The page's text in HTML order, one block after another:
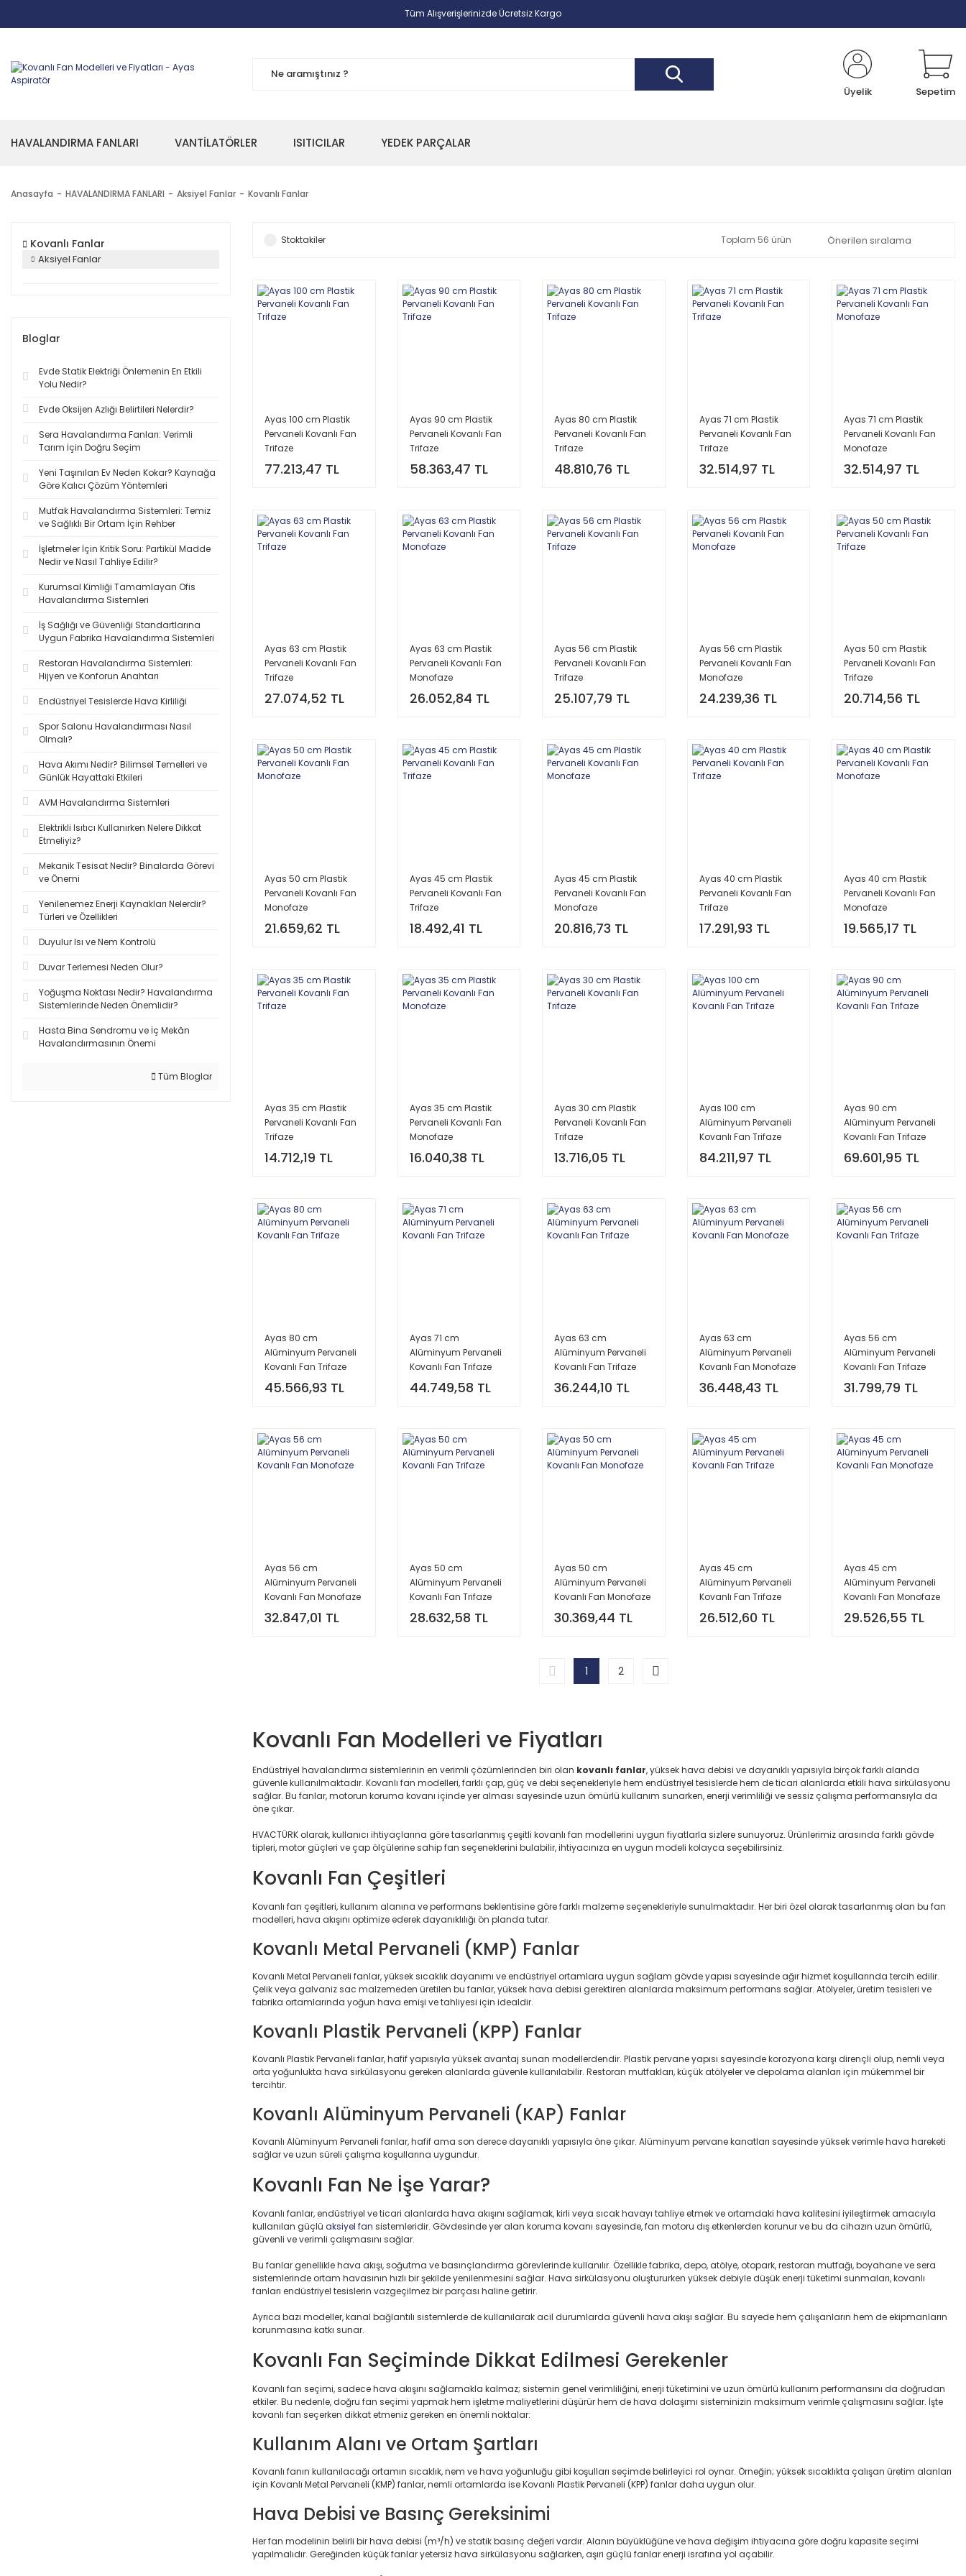
Tüm Alışverişlerinizde Ücretsiz Kargo
Üyelik Sepetim
HAVALANDIRMA FANLARI VANTİLATÖRLER ISITICILAR YEDEK PARÇALAR
Anasayfa HAVALANDIRMA FANLARI Aksiyel Fanlar Kovanlı Fanlar
Kovanlı Fanlar
Aksiyel Fanlar
Bloglar
Evde Statik Elektriği Önlemenin En Etkili
Yolu Nedir?
Evde Oksijen Azlığı Belirtileri Nelerdir?
Sera Havalandırma Fanları: Verimli
Tarım İçin Doğru Seçim
Yeni Taşınılan Ev Neden Kokar? Kaynağa
Göre Kalıcı Çözüm Yöntemleri
Mutfak Havalandırma Sistemleri: Temiz
ve Sağlıklı Bir Ortam İçin Rehber
İşletmeler İçin Kritik Soru: Partikül Madde
Nedir ve Nasıl Tahliye Edilir?
Kurumsal Kimliği Tamamlayan Ofis
Havalandırma Sistemleri
İş Sağlığı ve Güvenliği Standartlarına
Uygun Fabrika Havalandırma Sistemleri
Restoran Havalandırma Sistemleri:
Hijyen ve Konforun Anahtarı
Endüstriyel Tesislerde Hava Kirliliği
Spor Salonu Havalandırması Nasıl
Olmalı?
Hava Akımı Nedir? Bilimsel Temelleri ve
Günlük Hayattaki Etkileri
AVM Havalandırma Sistemleri
Elektrikli Isıtıcı Kullanırken Nelere Dikkat
Etmeliyiz?
Mekanik Tesisat Nedir? Binalarda Görevi
ve Önemi
Yenilenemez Enerji Kaynakları Nelerdir?
Türleri ve Özellikleri
Duyulur Isı ve Nem Kontrolü
Duvar Terlemesi Neden Olur?
Yoğuşma Noktası Nedir? Havalandırma
Sistemlerinde Neden Önemlidir?
Hasta Bina Sendromu ve İç Mekân
Havalandırmasının Önemi
Tüm Bloglar
Stoktakiler Toplam 56 ürün
Ayas 100 cm Plastik
Pervaneli Kovanlı Fan
Trifaze
77.213,47 TL
Ayas 90 cm Plastik
Pervaneli Kovanlı Fan
Trifaze
58.363,47 TL
Ayas 80 cm Plastik
Pervaneli Kovanlı Fan
Trifaze
48.810,76 TL
Ayas 71 cm Plastik
Pervaneli Kovanlı Fan
Trifaze
32.514,97 TL
Ayas 71 cm Plastik
Pervaneli Kovanlı Fan
Monofaze
32.514,97 TL
Ayas 63 cm Plastik
Pervaneli Kovanlı Fan
Trifaze
27.074,52 TL
Ayas 63 cm Plastik
Pervaneli Kovanlı Fan
Monofaze
26.052,84 TL
Ayas 56 cm Plastik
Pervaneli Kovanlı Fan
Trifaze
25.107,79 TL
Ayas 56 cm Plastik
Pervaneli Kovanlı Fan
Monofaze
24.239,36 TL
Ayas 50 cm Plastik
Pervaneli Kovanlı Fan
Trifaze
20.714,56 TL
Ayas 50 cm Plastik
Pervaneli Kovanlı Fan
Monofaze
21.659,62 TL
Ayas 45 cm Plastik
Pervaneli Kovanlı Fan
Trifaze
18.492,41 TL
Ayas 45 cm Plastik
Pervaneli Kovanlı Fan
Monofaze
20.816,73 TL
Ayas 40 cm Plastik
Pervaneli Kovanlı Fan
Trifaze
17.291,93 TL
Ayas 40 cm Plastik
Pervaneli Kovanlı Fan
Monofaze
19.565,17 TL
Ayas 35 cm Plastik
Pervaneli Kovanlı Fan
Trifaze
14.712,19 TL
Ayas 35 cm Plastik
Pervaneli Kovanlı Fan
Monofaze
16.040,38 TL
Ayas 30 cm Plastik
Pervaneli Kovanlı Fan
Trifaze
13.716,05 TL
Ayas 100 cm
Alüminyum Pervaneli
Kovanlı Fan Trifaze
84.211,97 TL
Ayas 90 cm
Alüminyum Pervaneli
Kovanlı Fan Trifaze
69.601,95 TL
Ayas 80 cm
Alüminyum Pervaneli
Kovanlı Fan Trifaze
45.566,93 TL
Ayas 71 cm
Alüminyum Pervaneli
Kovanlı Fan Trifaze
44.749,58 TL
Ayas 63 cm
Alüminyum Pervaneli
Kovanlı Fan Trifaze
36.244,10 TL
Ayas 63 cm
Alüminyum Pervaneli
Kovanlı Fan Monofaze
36.448,43 TL
Ayas 56 cm
Alüminyum Pervaneli
Kovanlı Fan Trifaze
31.799,79 TL
Ayas 56 cm
Alüminyum Pervaneli
Kovanlı Fan Monofaze
32.847,01 TL
Ayas 50 cm
Alüminyum Pervaneli
Kovanlı Fan Trifaze
28.632,58 TL
Ayas 50 cm
Alüminyum Pervaneli
Kovanlı Fan Monofaze
30.369,44 TL
Ayas 45 cm
Alüminyum Pervaneli
Kovanlı Fan Trifaze
26.512,60 TL
Ayas 45 cm
Alüminyum Pervaneli
Kovanlı Fan Monofaze
29.526,55 TL
1 2
Kovanlı Fan Modelleri ve Fiyatları
Endüstriyel havalandırma sistemlerinin en verimli çözümlerinden biri olan kovanlı fanlar, yüksek hava debisi ve dayanıklı yapısıyla birçok farklı alanda
güvenle kullanılmaktadır. Kovanlı fan modelleri, farklı çap, güç ve debi seçenekleriyle hem endüstriyel tesislerde hem de ticari alanlarda etkili hava sirkülasyonu
sağlar. Bu fanlar, motorun koruma kovanı içinde yer alması sayesinde uzun ömürlü kullanım sunarken, enerji verimliliği ve sessiz çalışma performansıyla da
öne çıkar.
HVACTÜRK olarak, kullanıcı ihtiyaçlarına göre tasarlanmış çeşitli kovanlı fan modellerini uygun fiyatlarla sizlere sunuyoruz. Ürünlerimiz arasında farklı gövde
tipleri, motor güçleri ve çap ölçülerine sahip fan seçeneklerini bulabilir, ihtiyacınıza en uygun modeli kolayca seçebilirsiniz.
Kovanlı Fan Çeşitleri
Kovanlı fan çeşitleri, kullanım alanına ve performans beklentisine göre farklı malzeme seçenekleriyle sunulmaktadır. Her biri özel olarak tasarlanmış olan bu fan
modelleri, hava akışını optimize ederek dayanıklılığı ön planda tutar.
Kovanlı Metal Pervaneli (KMP) Fanlar
Kovanlı Metal Pervaneli fanlar, yüksek sıcaklık dayanımı ve endüstriyel ortamlara uygun sağlam gövde yapısı sayesinde ağır hizmet koşullarında tercih edilir.
Çelik veya galvaniz sac malzemeden üretilen bu fanlar, yüksek hava debisi gerektiren alanlarda maksimum performans sağlar. Atölyeler, üretim tesisleri ve
fabrika ortamlarında yoğun hava emişi ve tahliyesi için idealdir.
Kovanlı Plastik Pervaneli (KPP) Fanlar
Kovanlı Plastik Pervaneli fanlar, hafif yapısıyla yüksek avantaj sunan modellerdendir. Plastik pervane yapısı sayesinde korozyona karşı dirençli olup, nemli veya
orta yoğunlukta hava sirkülasyonu gereken alanlarda güvenle kullanılabilir. Restoran mutfakları, küçük atölyeler ve depolama alanları için mükemmel bir
tercihtir.
Kovanlı Alüminyum Pervaneli (KAP) Fanlar
Kovanlı Alüminyum Pervaneli fanlar, hafif ama son derece dayanıklı yapısıyla öne çıkar. Alüminyum pervane kanatları sayesinde yüksek verimle hava hareketi
sağlar ve uzun süreli çalışma koşullarına uygundur.
Kovanlı Fan Ne İşe Yarar?
Kovanlı fanlar, endüstriyel ve ticari alanlarda hava akışını sağlamak, kirli veya sıcak havayı tahliye etmek ve ortamdaki hava kalitesini iyileştirmek amacıyla
kullanılan güçlü aksiyel fan sistemleridir. Gövdesinde yer alan koruma kovanı sayesinde, fan motoru dış etkenlerden korunur ve bu da cihazın uzun ömürlü,
güvenli ve verimli çalışmasını sağlar.
Bu fanlar genellikle hava akışı, soğutma ve basınçlandırma görevlerinde kullanılır. Özellikle fabrika, depo, atölye, otopark, restoran mutfağı, boyahane ve sera
sistemlerinde ortam havasının hızlı bir şekilde yenilenmesini sağlar. Hava sirkülasyonu oluştururken yüksek debiyle düşük enerji tüketimi sunmaları, kovanlı
fanları endüstriyel tesislerin vazgeçilmez bir parçası haline getirir.
Ayrıca bazı modeller, kanal bağlantılı sistemlerde de kullanılarak acil durumlarda güvenli hava akışı sağlar. Bu sayede hem çalışanların hem de ekipmanların
korunmasına katkı sunar.
Kovanlı Fan Seçiminde Dikkat Edilmesi Gerekenler
Kovanlı fan seçimi, sadece hava akışını sağlamakla kalmaz; sistemin genel verimliliğini, enerji tüketimini ve uzun ömürlü kullanım performansını da doğrudan
etkiler. Bu nedenle, doğru fan seçimi yapmak hem işletme maliyetlerini düşürür hem de hava dolaşımı sisteminizin maksimum verimle çalışmasını sağlar. İşte
kovanlı fan seçerken dikkat etmeniz gereken en önemli noktalar:
Kullanım Alanı ve Ortam Şartları
Kovanlı fanın kullanılacağı ortamın sıcaklık, nem ve hava yoğunluğu gibi koşulları seçimde belirleyici rol oynar. Örneğin; yüksek sıcaklıkta çalışan üretim alanları
için Kovanlı Metal Pervaneli (KMP) fanlar, nemli ortamlarda ise Kovanlı Plastik Pervaneli (KPP) fanlar daha uygun olur.
Hava Debisi ve Basınç Gereksinimi
Her fan modelinin belirli bir hava debisi (m³/h) ve statik basınç değeri vardır. Alanın büyüklüğüne ve hava değişim ihtiyacına göre doğru kapasite seçimi
yapılmalıdır. Gereğinden küçük fanlar yetersiz hava sirkülasyonu sağlarken, aşırı güçlü fanlar enerji israfına yol açabilir.